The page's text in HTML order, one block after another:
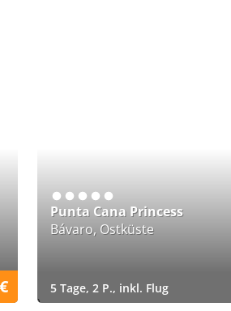
Punta Cana Princess
Bávaro, Ostküste
5 Tage, 2 P., inkl. Flug
)